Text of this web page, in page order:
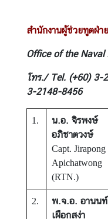
สำนักงานผู้ช่วยทูตฝ่า
Office of the Naval
โทร./ Tel. (+60) 3-
3-2148-8456
1.
น.อ. จิรพงษ์
อภิชาตวงษ์
Capt. Jirapong
Apichatwong
(RTN.)
2.
พ.จ.อ. อานนท์
เผือกสง่า